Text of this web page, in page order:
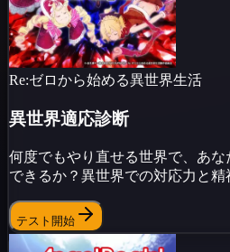
Re:ゼロから始める異世界生活
異世界適応診断
何度でもやり直せる世界で、あ
できるか？異世界での対応力と精
テスト開始